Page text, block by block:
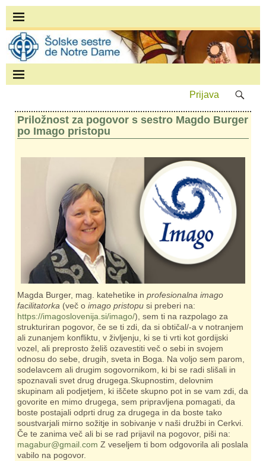
Prijava
Priložnost za pogovor s sestro Magdo Burger
po Imago pristopu
Magda Burger, mag. katehetike in profesionalna imago
facilitatorka(več o imago pristopusi preberi na:
https://imagoslovenija.si/imago/), sem ti na razpolago za
strukturiran pogovor, če se ti zdi, da si obtičal/-a v notranjem
ali zunanjem konfliktu, v življenju, ki se ti vrti kot gordijski
vozel, ali preprosto želiš ozavestiti več o sebi in svojem
odnosu do sebe, drugih, sveta in Boga. Na voljo sem parom,
sodelavcem ali drugim sogovornikom, ki bi se radi slišali in
spoznavali svet drug drugega.Skupnostim, delovnim
skupinam ali podjetjem, ki iščete skupno pot in se vam zdi, da
govorite en mimo drugega, sem pripravljena pomagati, da
boste postajali odprti drug za drugega in da boste tako
soustvarjali mirno sožitje in sobivanje v naši družbi in Cerkvi.
Če te zanima več ali bi se rad prijavil na pogovor, piši na:
magabur@gmail.com Z veseljem ti bom odgovorila ali poslala
vabilo na pogovor.